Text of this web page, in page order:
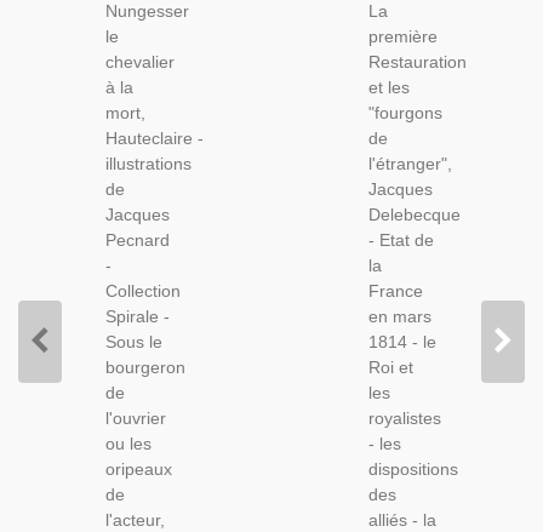
Mort,
Hauteclaire,
1963 -
Guerre
1914
1918,
Aviateur,
Héros
Aviation,
Collection
Spirale
Nungesser
le
chevalier
à la
mort,
Hauteclaire -
illustrations
de
Jacques
Pecnard
-
Collection
Spirale -
Sous le
bourgeron
de
l'ouvrier
ou les
oripeaux
de
l'acteur,
Fourgons
De
L'Etranger,
Jacques
Delebecque,
1914 -
Louis
XVIII, Fin
Du Ier
Empire
La
première
Restauration
et les
"fourgons
de
l'étranger",
Jacques
Delebecque
- Etat de
la
France
en mars
1814 - le
Roi et
les
royalistes
- les
dispositions
des
alliés - la